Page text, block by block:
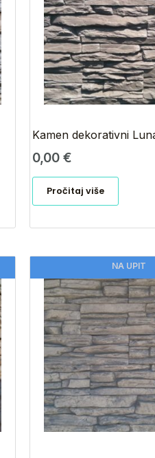
Kamen dekorativni
0,00 €
Pročitaj više
NA UPIT